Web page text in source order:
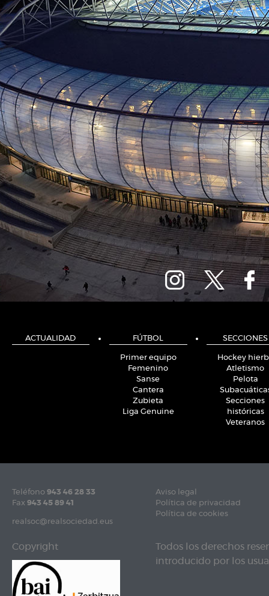
ACTUALIDAD FÚTBOL
Primer equipo
Femenino
Sanse
Cantera
Zubieta
Liga Genuine
SECCIONES
Hockey
Atletismo
Pelota
Secciones
históricas
Veteranos
Teléfono 943 46 28 33
Fax 943 45 89 41
realsoc@realsociedad.eus
Aviso legal
Política de privacidad
Política de cookies
Copyright
Todos los derechos
introducido por los